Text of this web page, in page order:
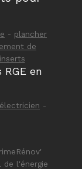
- plancher
de
en
électricien -
de l'énergie